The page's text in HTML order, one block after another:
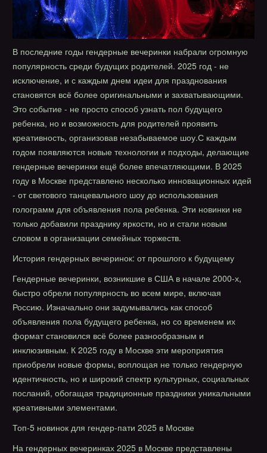
В последние годы гендерные вечеринки набрали огромную
популярность среди будущих родителей. 2025 год - не
исключение, и с каждым днем идеи для празднования
становятся всё более оригинальными и захватывающими.
Это событие - не просто способ узнать пол будущего
ребенка, но и возможность для родителей проявить
креативность, организовав незабываемое шоу.С каждым
годом появляются новые технологии и подходы, делающие
гендерные вечеринки ещё более впечатляющими. В 2025
году в Москве представлено несколько инновационных идей
- от светового танцевального шоу до использования
голограмм для объявления пола ребенка. Эти новинки не
только добавили празднику яркости, но и стали новым
словом в организации семейных торжеств.
История гендерных вечеринок: от прошлого к будущему
Гендерные вечеринки, возникшие в США в начале 2000-х,
быстро обрели популярность во всем мире, включая
Россию. Изначально они задумывались как способ
объявления пола будущего ребенка, но со временем их
формат становился всё более разнообразным и
инклюзивным. К 2025 году в Москве эти мероприятия
приобрели новые формы, воплощая не только гендерную
идентичность, но и широкий спектр культурных, социальных
посланий, обогащая традиционные праздники уникальными
креативными элементами.
Топ-5 новинок для гендер-пати 2025 в Москве
На гендерных вечеринках 2025 в Москве представлены